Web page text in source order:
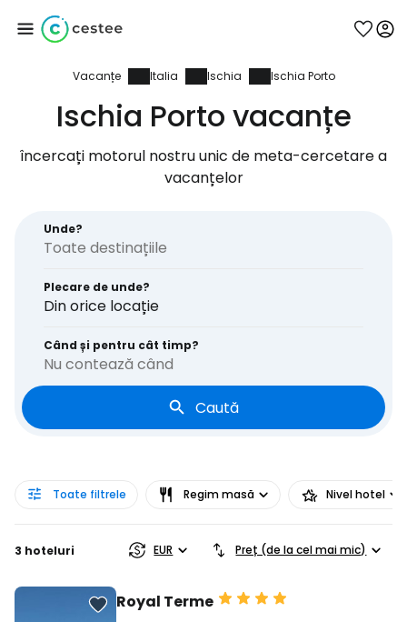
Vacanțe Italia Ischia Ischia Porto
Ischia Porto vacanțe
încercați motorul nostru unic de meta-cercetare a
vacanțelor
Unde?
Plecare de unde?
Din orice locație
Când și pentru cât timp?
Nu contează când
Caută
Toate filtrele Regim masă Nivel hotel
3 hoteluri EUR Preț (de la cel mai mic)
Royal Terme
Conectați-vă la
Cestee
... comunitatea mondială a călătorilor
Continuați cu Google
Continuați cu Facebook